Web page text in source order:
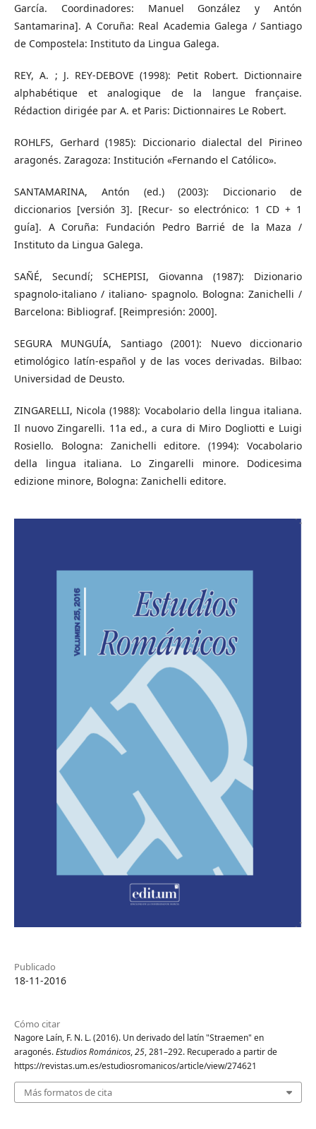
García. Coordinadores: Manuel González y Antón
Santamarina]. A Coruña: Real Academia Galega / Santiago
de Compostela: Instituto da Lingua Galega.
REY, A. ; J. REY-DEBOVE (1998): Petit Robert. Dictionnaire
alphabétique et analogique de la langue française.
Rédaction dirigée par A. et Paris: Dictionnaires Le Robert.
ROHLFS, Gerhard (1985): Diccionario dialectal del Pirineo
aragonés. Zaragoza: Institución «Fernando el Católico».
SANTAMARINA, Antón (ed.) (2003): Diccionario de
diccionarios [versión 3]. [Recur- so electrónico: 1 CD + 1
guía]. A Coruña: Fundación Pedro Barrié de la Maza /
Instituto da Lingua Galega.
SAÑÉ, Secundí; SCHEPISI, Giovanna (1987): Dizionario
spagnolo-italiano / italiano- spagnolo. Bologna: Zanichelli /
Barcelona: Bibliograf. [Reimpresión: 2000].
SEGURA MUNGUÍA, Santiago (2001): Nuevo diccionario
etimológico latín-español y de las voces derivadas. Bilbao:
Universidad de Deusto.
ZINGARELLI, Nicola (1988): Vocabolario della lingua italiana.
Il nuovo Zingarelli. 11a ed., a cura di Miro Dogliotti e Luigi
Rosiello. Bologna: Zanichelli editore. (1994): Vocabolario
della lingua italiana. Lo Zingarelli minore. Dodicesima
edizione minore, Bologna: Zanichelli editore.
Publicado
18-11-2016
Cómo citar
Nagore Laín, F. N. L. (2016). Un derivado del latín "Straemen" en
aragonés.Estudios Románicos,25, 281–292. Recuperado a partir de
https://revistas.um.es/estudiosromanicos/article/view/274621
Más formatos de cita